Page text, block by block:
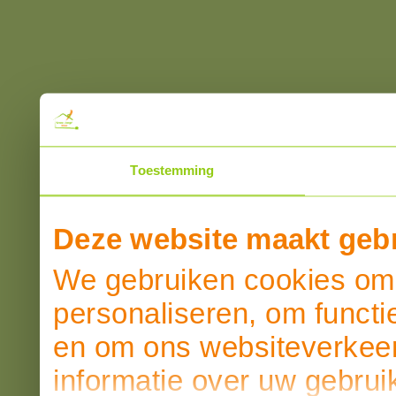
Toestemming
Deze website maakt
We gebruiken cookies
personaliseren, om
en om ons
informatie over uw